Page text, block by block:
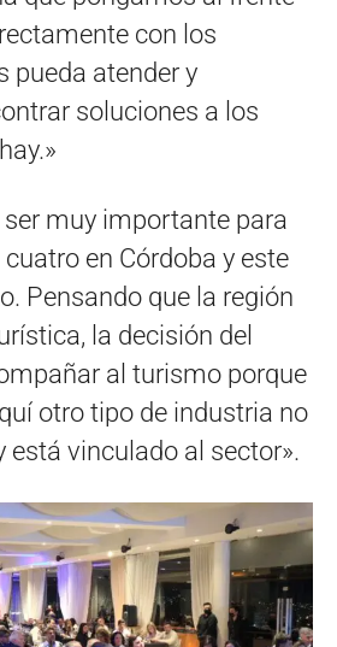
con los
pueda atender y
soluciones a los
ser muy importante para
cuatro en Córdoba y este
Pensando que la región
la decisión del
al turismo porque
otro tipo de industria no
está vinculado al sector».